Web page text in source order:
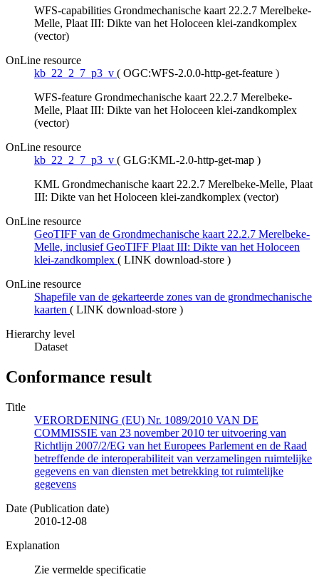
WFS-capabilities Grondmechanische kaart 22.2.7 Merelbeke-
Melle, Plaat III: Dikte van het Holoceen klei-zandkomplex
(vector)
OnLine resource
kb_22_2_7_p3_v ( OGC:WFS-2.0.0-http-get-feature )
WFS-feature Grondmechanische kaart 22.2.7 Merelbeke-
Melle, Plaat III: Dikte van het Holoceen klei-zandkomplex
(vector)
OnLine resource
kb_22_2_7_p3_v ( GLG:KML-2.0-http-get-map )
KML Grondmechanische kaart 22.2.7 Merelbeke-Melle, Plaat
III: Dikte van het Holoceen klei-zandkomplex (vector)
OnLine resource
GeoTIFF van de Grondmechanische kaart 22.2.7 Merelbeke-
Melle, inclusief GeoTIFF Plaat III: Dikte van het Holoceen
klei-zandkomplex ( LINK download-store )
OnLine resource
Shapefile van de gekarteerde zones van de grondmechanische
kaarten ( LINK download-store )
Hierarchy level
Dataset
Conformance result
Title
VERORDENING (EU) Nr. 1089/2010 VAN DE
COMMISSIE van 23 november 2010 ter uitvoering van
Richtlijn 2007/2/EG van het Europees Parlement en de Raad
betreffende de interoperabiliteit van verzamelingen ruimtelijke
gegevens en van diensten met betrekking tot ruimtelijke
gegevens
Date (Publication date)
2010-12-08
Explanation
Zie vermelde specificatie